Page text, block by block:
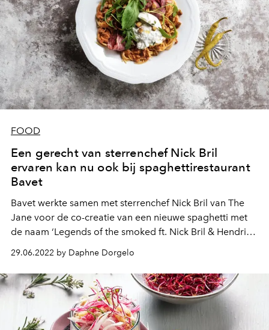
FOOD
Een gerecht van sterrenchef Nick Bril
ervaren kan nu ook bij spaghettirestaurant
Bavet
Bavet werkte samen met sterrenchef Nick Bril van The
Jane voor de co-creatie van een nieuwe spaghetti met
de naam ‘Legends of the smoked ft. Nick Bril & Hendrik
29.06.2022 by Daphne Dorgelo